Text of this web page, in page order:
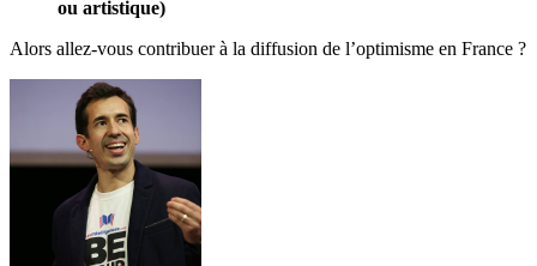
ou artistique)
Alors allez-vous contribuer à la diffusion de l’optimisme en France ?